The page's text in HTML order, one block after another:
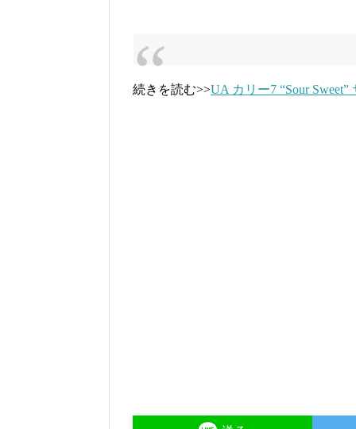
続きを読む>>UA カリー7 “Sour